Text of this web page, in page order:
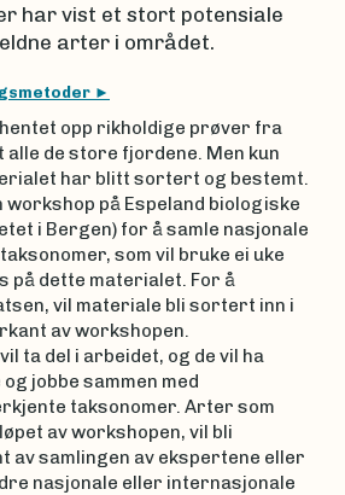
har vist et stort potensiale
arter i området.
opp rikholdige prøver fra
de store fjordene. Men kun
har blitt sortert og bestemt.
på Espeland biologiske
i Bergen) for å samle nasjonale
som vil bruke ei uke
på dette materialet. For å
vil materiale bli sortert inn i
av workshopen.
ta del i arbeidet, og de vil ha
jobbe sammen med
taksonomer. Arter som
av workshopen, vil bli
av samlingen av ekspertene eller
nasjonale eller internasjonale